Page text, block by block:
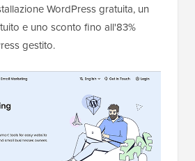
WordPress gratuita, un
e uno sconto fino all'83%
gestito.